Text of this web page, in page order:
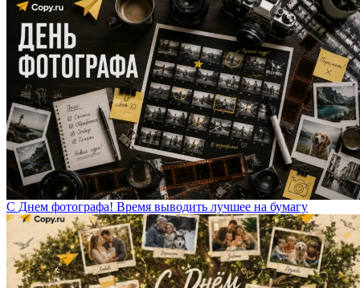
С Днем фотографа! Время выводить лучшее на бумагу